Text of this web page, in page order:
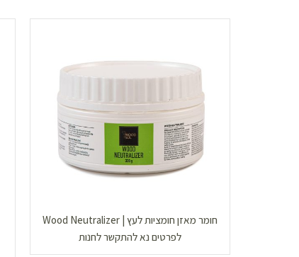
חומר מאזן חומציות לעץ | Wood Neutralizer
לפרטים נא להתקשר לחנות